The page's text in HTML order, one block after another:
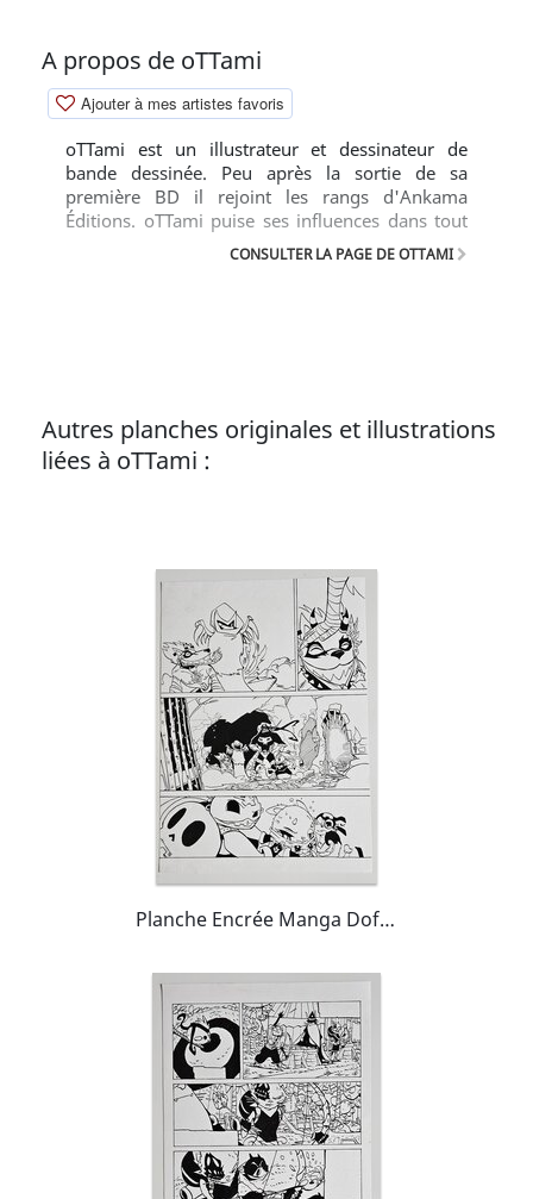
A propos de oTTami
Ajouter à mes artistes favoris
oTTami est un illustrateur et dessinateur de
bande dessinée. Peu après la sortie de sa
première BD il rejoint les rangs d'Ankama
Éditions. oTTami puise ses influences dans tout
ce qui l'entoure, que ce soit le cinéma, le
CONSULTER LA PAGE DE OTTAMI
Autres planches originales et illustrations
liées à oTTami :
Planche Encrée Manga Dofus Arena Tome 4